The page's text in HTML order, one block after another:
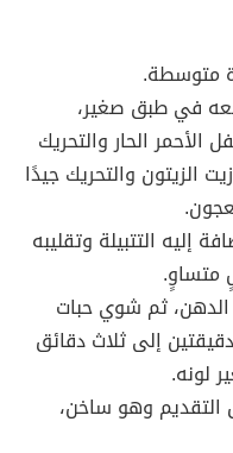
متوسطة.
في طبق صغير،
الأحمر الحار والتحريك
الزيتون والتحريك جيدًا
إليه التتبيلة وتقليبه
متساوٍ.
ثم شوي حبات
إلى ثلاث دقائق
لونه.
وهو ساخن،